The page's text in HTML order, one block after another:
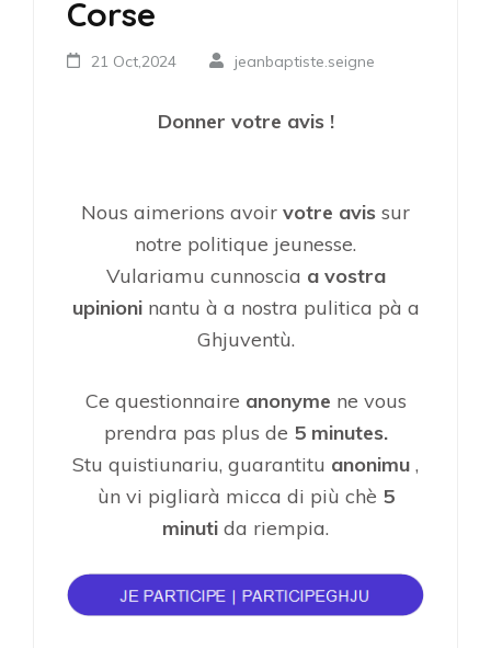
Corse
21 Oct,2024 jeanbaptiste.seigne
Donner votre avis !
Nous aimerions avoir votre avis sur
notre politique jeunesse.
Vulariamu cunnoscia a vostra
upinioninantu à a nostra pulitica pà a
Ghjuventù.
Ce questionnaire anonyme ne vous
prendra pas plus de 5 minutes.
Stu quistiunariu, guarantitu anonimu ,
ùn vi pigliarà micca di più chè 5
minuti da riempia.